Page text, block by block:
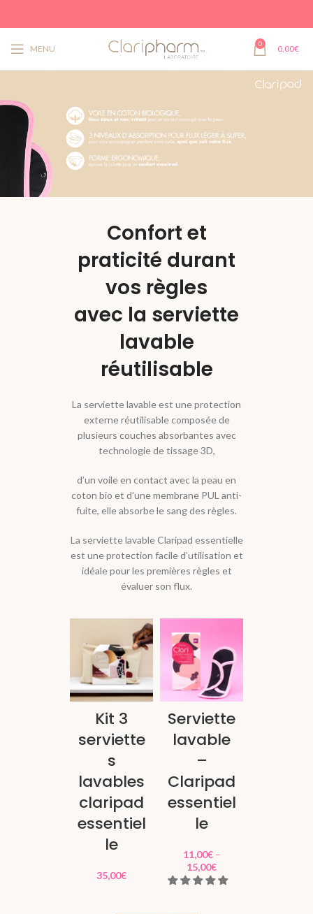
MENU 0 0,00€
Confort et
praticité durant
vos règles
avec la serviette
lavable
réutilisable
La serviette lavable est une protection
externe réutilisable composée de
plusieurs couches absorbantes avec
technologie de tissage 3D,
d’un voile en contact avec la peau en
coton bio et d’une membrane PUL anti-
fuite, elle absorbe le sang des règles.
La serviette lavable Claripad essentielle
est une protection facile d’utilisation et
idéale pour les premières règles et
évaluer son flux.
Kit 3
serviette
s
lavables
claripad
essentiel
le
35,00€
Serviette
lavable
–
Claripad
essentiel
le
11,00€–
15,00€